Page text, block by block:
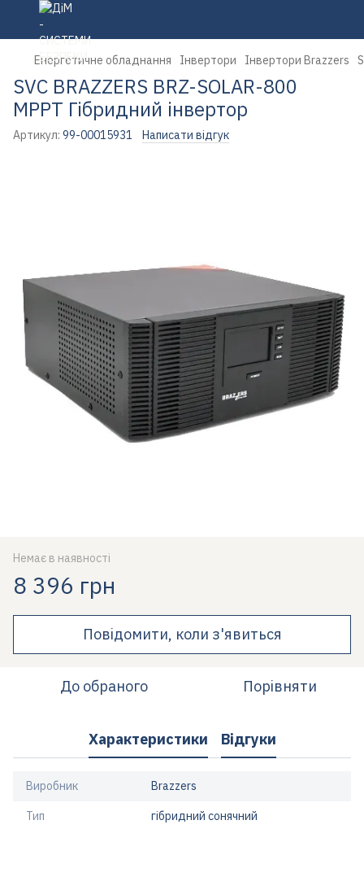
Енергетичне обладнання Інвертори Інвертори Brazzers
SVC BRAZZERS BRZ-SOLAR-800
МРРТ Гібридний інвертор
Артикул: 99-00015931 Написати відгук
Немає в наявності
8 396 грн
Повідомити, коли з'явиться
До обраного Порівняти
Характеристики Відгуки
Виробник Brazzers
Тип гібридний сонячний